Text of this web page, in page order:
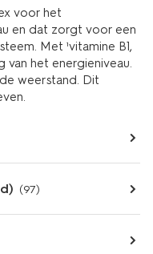
voor het
en dat zorgt voor een
Met ¹vitamine B1,
van het energieniveau.
weerstand. Dit
(97)